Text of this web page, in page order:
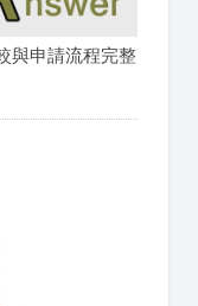
與申請流程完整